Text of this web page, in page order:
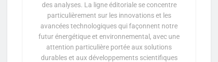
des analyses. La ligne éditoriale se concentre
particulièrement sur les innovations et les
avancées technologiques qui façonnent notre
futur énergétique et environnemental, avec une
attention particulière portée aux solutions
durables et aux développements scientifiques